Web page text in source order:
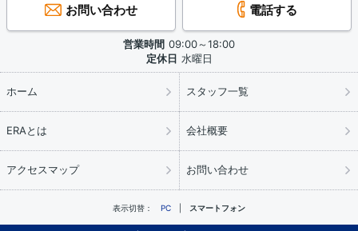
お問い合わせ 電話する
営業時間 09:00～18:00
定休日 水曜日
ホーム スタッフ一覧
ERAとは 会社概要
アクセスマップ お問い合わせ
表示切替： PC スマートフォン